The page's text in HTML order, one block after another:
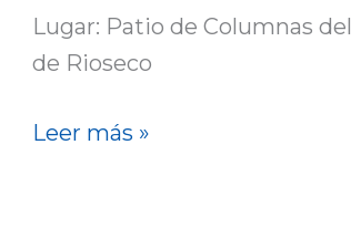
Lugar: Patio de Columnas
de Rioseco
la
AECC
Leer más »